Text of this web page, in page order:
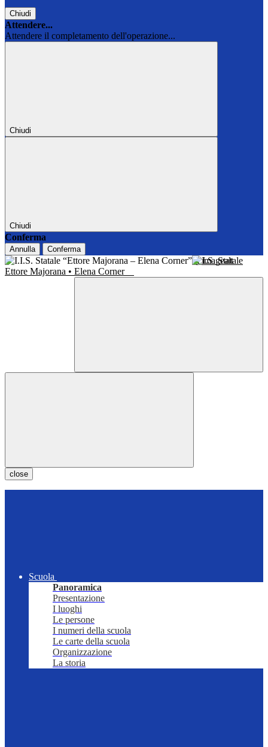
Chiudi
Attendere...
Attendere il completamento dell'operazione...
Chiudi
Chiudi
Conferma
Annulla Conferma
I.I.S. Statale
Ettore Majorana • Elena Corner
close
Scuola
Panoramica
Presentazione
I luoghi
Le persone
I numeri della scuola
Le carte della scuola
Organizzazione
La storia